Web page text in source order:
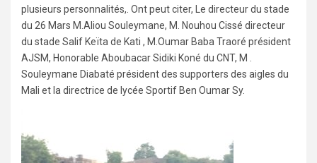
plusieurs personnalités,. Ont peut citer, Le directeur du stade
du 26 Mars M.Aliou Souleymane, M. Nouhou Cissé directeur
du stade Salif Keïta de Kati , M.Oumar Baba Traoré président
AJSM, Honorable Aboubacar Sidiki Koné du CNT, M .
Souleymane Diabaté président des supporters des aigles du
Mali et la directrice de lycée Sportif Ben Oumar Sy.